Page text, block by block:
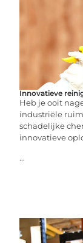
Innovatieve
Heb je ooit
industriële
schadelijke
innovatieve
...